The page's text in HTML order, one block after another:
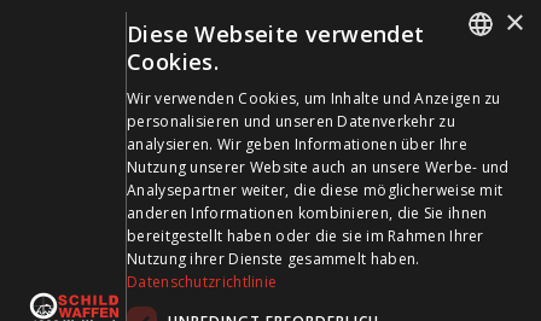
info@schildwaffen.ch
Zahlungsmittel
Besuchen Sie uns in den Sozialen Medien und bleiben Sie
auf dem Laufenden!
FRENCH
×
Diese Webseite verwendet
Cookies.
Wir verwenden Cookies, um Inhalte und Anzeigen zu
personalisieren und unseren Datenverkehr zu
analysieren. Wir geben Informationen über Ihre
Nutzung unserer Website auch an unsere Werbe- und
Analysepartner weiter, die diese möglicherweise mit
anderen Informationen kombinieren, die Sie ihnen
bereitgestellt haben oder die sie im Rahmen Ihrer
Nutzung ihrer Dienste gesammelt haben.
Datenschutzrichtlinie